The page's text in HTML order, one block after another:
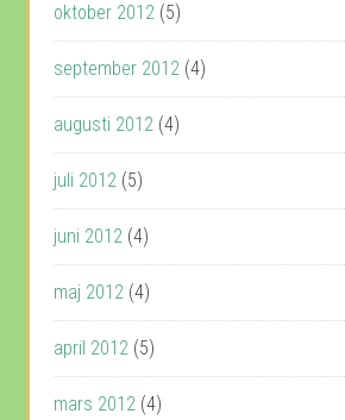
oktober 2012 (5)
september 2012 (4)
augusti 2012 (4)
juli 2012 (5)
juni 2012 (4)
maj 2012 (4)
april 2012 (5)
mars 2012 (4)